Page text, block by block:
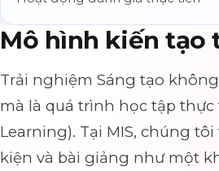
Mô hình kiến tạo
Trải nghiệm Sáng tạo
mà là quá trình học tập thực
Learning). Tại MIS, chúng
kiện và bài giảng như một